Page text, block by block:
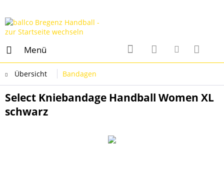
Menü
Übersicht Bandagen
Select Kniebandage Handball Women XL
schwarz